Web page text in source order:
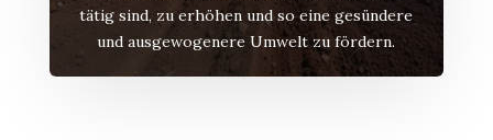
tätig sind, zu erhöhen und so eine gesündere
und ausgewogenere Umwelt zu fördern.